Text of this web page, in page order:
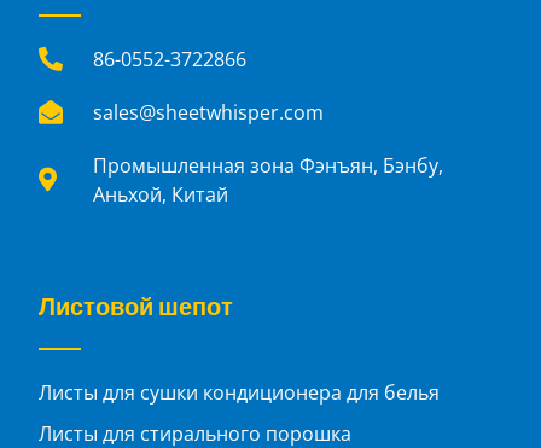
86-0552-3722866
sales@sheetwhisper.com
Промышленная зона Фэнъян, Бэнбу,
Аньхой, Китай
Листовой шепот
Листы для сушки кондиционера для белья
Листы для стирального порошка